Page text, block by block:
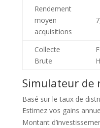
Rendement
moyen
acquisitions
Collecte
Brute
Simulateur de
Basé sur le taux de
Estimez vos gains
Montant